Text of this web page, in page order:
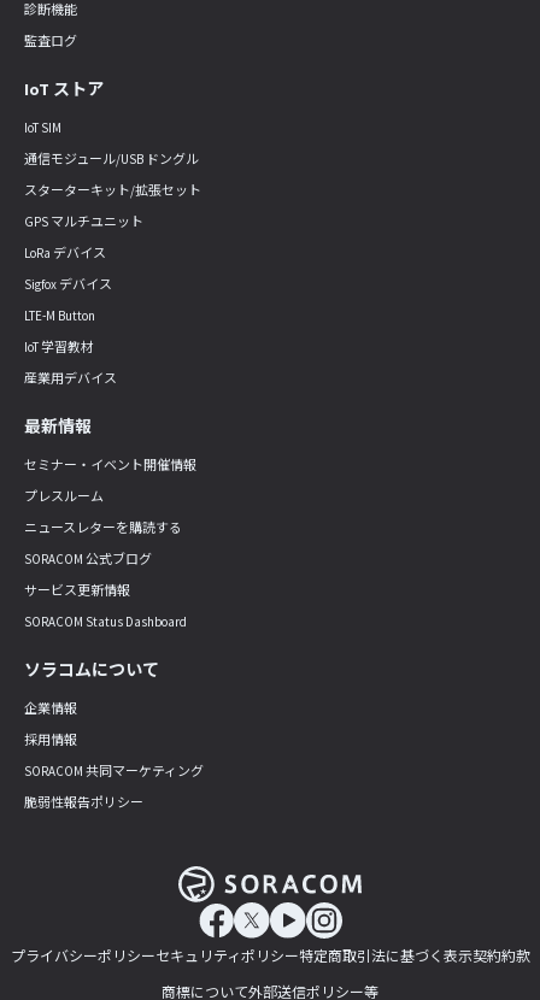
診断機能
監査ログ
IoT ストア
IoT SIM
通信モジュール/USB ドングル
スターターキット/拡張セット
GPS マルチユニット
LoRa デバイス
Sigfox デバイス
LTE-M Button
IoT 学習教材
産業用デバイス
最新情報
セミナー・イベント開催情報
プレスルーム
ニュースレターを購読する
SORACOM 公式ブログ
サービス更新情報
SORACOM Status Dashboard
ソラコムについて
企業情報
採用情報
SORACOM 共同マーケティング
脆弱性報告ポリシー
プライバシーポリシーセキュリティポリシー特定商取引法に基づく表示契約約款
商標について外部送信ポリシー等